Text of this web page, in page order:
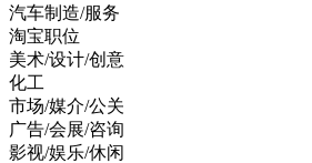
汽车制造/服务
淘宝职位
美术/设计/创意
化工
市场/媒介/公关
广告/会展/咨询
影视/娱乐/休闲